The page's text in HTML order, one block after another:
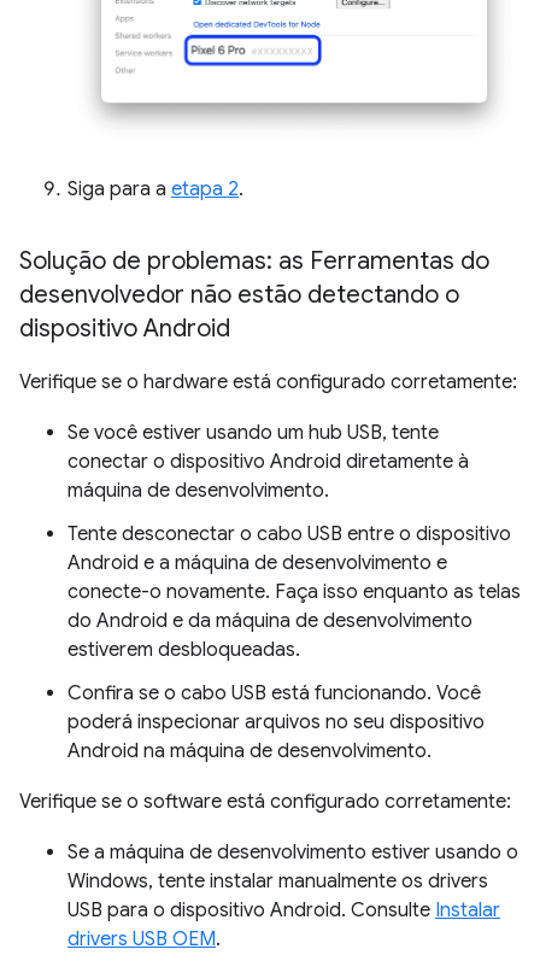
Siga para a etapa 2.
Solução de problemas: as Ferramentas do
desenvolvedor não estão detectando o
dispositivo Android
Verifique se o hardware está configurado corretamente:
Se você estiver usando um hub USB, tente
conectar o dispositivo Android diretamente à
máquina de desenvolvimento.
Tente desconectar o cabo USB entre o dispositivo
Android e a máquina de desenvolvimento e
conecte-o novamente. Faça isso enquanto as telas
do Android e da máquina de desenvolvimento
estiverem desbloqueadas.
Confira se o cabo USB está funcionando. Você
poderá inspecionar arquivos no seu dispositivo
Android na máquina de desenvolvimento.
Verifique se o software está configurado corretamente:
Se a máquina de desenvolvimento estiver usando o
Windows, tente instalar manualmente os drivers
USB para o dispositivo Android. Consulte Instalar
drivers USB OEM.